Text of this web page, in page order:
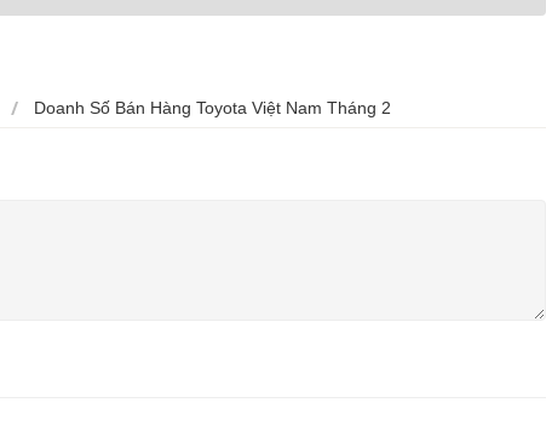
Doanh Số Bán Hàng Toyota Việt Nam Tháng 2